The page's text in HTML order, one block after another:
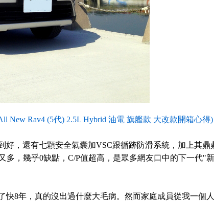
New Rav4 (5代) 2.5L Hybrid 油電 旗艦款 大改款開箱心得)
好，還有七顆安全氣囊加VSC跟循跡防滑系統，加上其鼎
多，幾乎0缺點，C/P值超高，是眾多網友口中的下一代"
快8年，真的沒出過什麼大毛病。然而家庭成員從我一個人